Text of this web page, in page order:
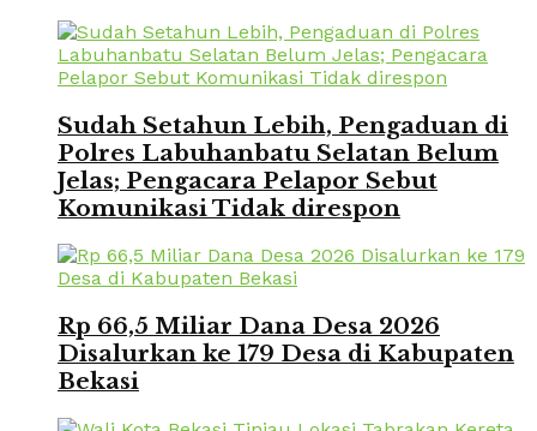
Sudah Setahun Lebih, Pengaduan di
Polres Labuhanbatu Selatan Belum
Jelas; Pengacara Pelapor Sebut
Komunikasi Tidak direspon
Rp 66,5 Miliar Dana Desa 2026
Disalurkan ke 179 Desa di Kabupaten
Bekasi